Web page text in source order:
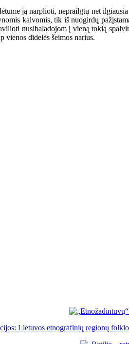
ją narplioti, neprailgtų net
kalvomis, tik iš nuogirdų
nusibaladojom į vieną tokią
vienos didelės šeimos narius.